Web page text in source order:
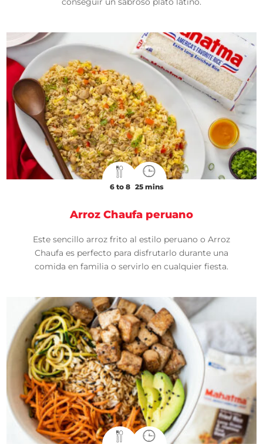
6 to 8 25 mins
Arroz Chaufa peruano
Este sencillo arroz frito al estilo peruano o Arroz
Chaufa es perfecto para disfrutarlo durante una
comida en familia o servirlo en cualquier fiesta.